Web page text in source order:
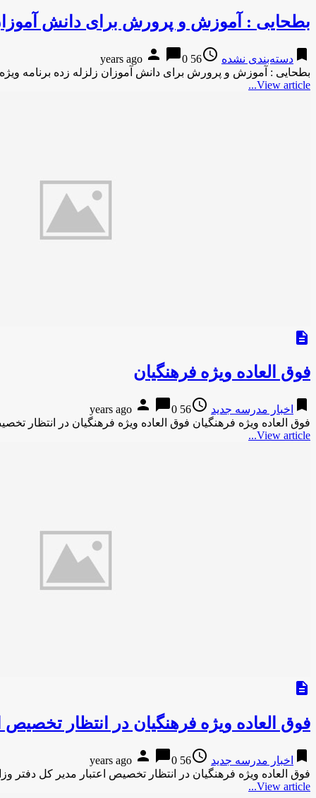
بطحایی : آموزش و پرورش برای دانش آموزان
bookmark دسته‌بندی نشده access_time
56 years ago
person chat_bubble0
بطحایی : آموزش و پرورش برای دانش آموزان زلزله زده برنامه
View article...
description
فوق العاده ویژه فرهنگیان
bookmark اخبار مدرسه جدید access_time
56 years ago
person chat_bubble0
فوق العاده ویژه فرهنگیان فوق العاده ویژه فرهنگیان در
View article...
description
فوق العاده ویژه فرهنگیان در انتظار تخصیص
bookmark اخبار مدرسه جدید access_time
56 years ago
person chat_bubble0
فوق العاده ویژه فرهنگیان در انتظار تخصیص اعتبار مدیر کل
View article...